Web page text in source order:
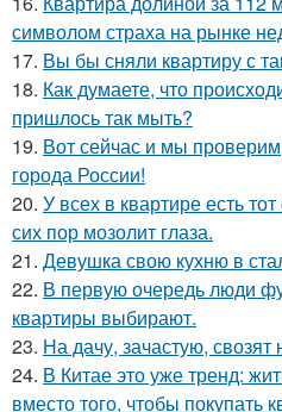
символом страха на рынке
17. Вы бы сняли квартиру с
18. Как думаете, что
пришлось так мыть?
19. Вот сейчас и мы
города России!
20. У всех в квартире есть
сих пор мозолит глаза.
21. Девушка свою кухню в
22. В первую очередь люди
квартиры выбирают.
23. На дачу, зачастую,
24. В Китае это уже тренд:
вместо того, чтобы покупать